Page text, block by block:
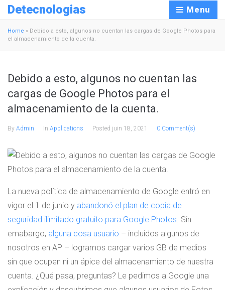
Detecnologias Menu
Home » Debido a esto, algunos no cuentan las cargas de Google Photos para
el almacenamiento de la cuenta.
Debido a esto, algunos no cuentan las
cargas de Google Photos para el
almacenamiento de la cuenta.
By Admin In Applications Posted juin 18, 2021 0 Comment(s)
La nueva política de almacenamiento de Google entró en
vigor el 1 de junio y abandonó el plan de copia de
seguridad ilimitado gratuito para Google Photos. Sin
emabargo, alguna cosa usuario – incluidos algunos de
nosotros en AP – logramos cargar varios GB de medios
sin que ocupen ni un ápice del almacenamiento de nuestra
cuenta. ¿Qué pasa, preguntas? Le pedimos a Google una